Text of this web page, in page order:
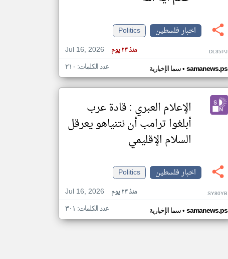
مصادر الأخبار من فلسطين
اخبار فلسطين على مدار الساعة
أهم اخبار فلسطين العاجلة والمباشرة
اخبار فلسطين
Politics
Jul 16, 2026
منذ ٢٣ يوم DL35PJ
سما الإخبارية• samanews.ps عدد الكلمات: ٢١٠
الإعلام العبري : قادة عرب
أبلغوا ترامب أن نتنياهو يعرقل
السلام الإقليمي
اخبار فلسطين
Politics
Jul 16, 2026
منذ ٢٣ يوم SY80YB
سما الإخبارية• samanews.ps عدد الكلمات: ٣٠١
klyoum.com